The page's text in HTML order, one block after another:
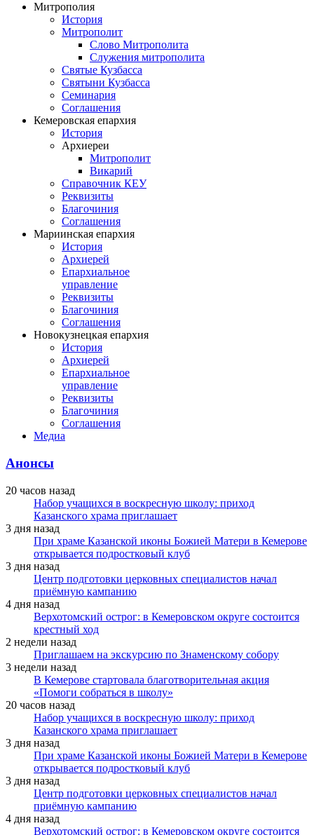
Митрополия
История
Митрополит
Слово Митрополита
Служения митрополита
Святые Кузбасса
Святыни Кузбасса
Семинария
Соглашения
Кемеровская епархия
История
Архиереи
Митрополит
Викарий
Справочник КЕУ
Реквизиты
Благочиния
Соглашения
Мариинская епархия
История
Архиерей
Епархиальное
управление
Реквизиты
Благочиния
Соглашения
Новокузнецкая епархия
История
Архиерей
Епархиальное
управление
Реквизиты
Благочиния
Соглашения
Медиа
Анонсы
20 часов назад
Набор учащихся в воскресную школу: приход
Казанского храма приглашает
3 дня назад
При храме Казанской иконы Божией Матери в Кемерове
открывается подростковый клуб
3 дня назад
Центр подготовки церковных специалистов начал
приёмную кампанию
4 дня назад
Верхотомский острог: в Кемеровском округе состоится
крестный ход
2 недели назад
Приглашаем на экскурсию по Знаменскому собору
3 недели назад
В Кемерове стартовала благотворительная акция
«Помоги собраться в школу»
20 часов назад
Набор учащихся в воскресную школу: приход
Казанского храма приглашает
3 дня назад
При храме Казанской иконы Божией Матери в Кемерове
открывается подростковый клуб
3 дня назад
Центр подготовки церковных специалистов начал
приёмную кампанию
4 дня назад
Верхотомский острог: в Кемеровском округе состоится